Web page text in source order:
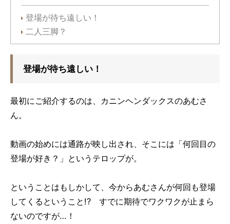
登場が待ち遠しい！
二人三脚？
登場が待ち遠しい！
最初にご紹介するのは、カニンヘンダックスのあむさ
ん。
動画の始めには通路が映し出され、そこには「何回目の
登場が好き？」というテロップが。
ということはもしかして、今からあむさんが何回も登場
してくるということ!? すでに期待でワクワクが止まら
ないのですが…！